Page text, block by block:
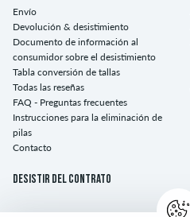
Envío
Devolución & desistimiento
Documento de información al
consumidor sobre el desistimiento
Tabla conversión de tallas
Todas las reseñas
FAQ - Preguntas frecuentes
Instrucciones para la eliminación de
pilas
Contacto
Desistir del contrato